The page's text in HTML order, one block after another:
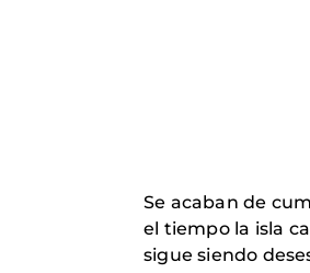
Se acaban de
el tiempo la isla
sigue siendo